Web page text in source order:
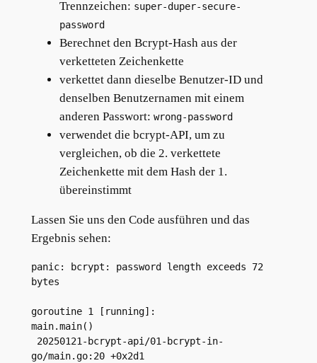
Trennzeichen: super-duper-secure-
password
Berechnet den Bcrypt-Hash aus der
verketteten Zeichenkette
verkettet dann dieselbe Benutzer-ID und
denselben Benutzernamen mit einem
anderen Passwort: wrong-password
verwendet die bcrypt-API, um zu
vergleichen, ob die 2. verkettete
Zeichenkette mit dem Hash der 1.
übereinstimmt
Lassen Sie uns den Code ausführen und das
Ergebnis sehen:
panic: bcrypt: password length exceeds 72
bytes
goroutine 1 [running]:
main.main()
go/main.go:20 +0x2d1